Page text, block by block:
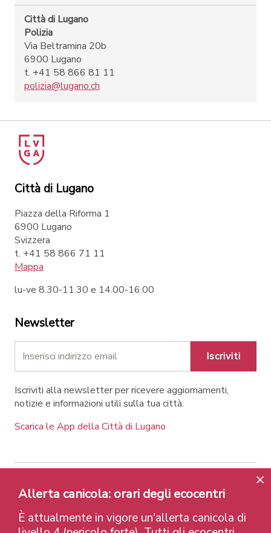
Città di Lugano
Polizia
Via Beltramina 20b
6900 Lugano
t. +41 58 866 81 11
polizia@lugano.ch
Città di Lugano
Piazza della Riforma 1
6900 Lugano
Svizzera
t. +41 58 866 71 11
Mappa
lu-ve 8.30-11.30 e 14.00-16.00
Newsletter
Iscriviti
Iscriviti alla newsletter per ricevere aggiornamenti,
notizie e informazioni utili sulla tua città.
Scarica le App della Città di Lugano
Contatti Link Note legali
Privacy Policy
Label e riconoscimenti
Credits
Allerta canicola: orari degli ecocentri
È attualmente in vigore un'allerta canicola di